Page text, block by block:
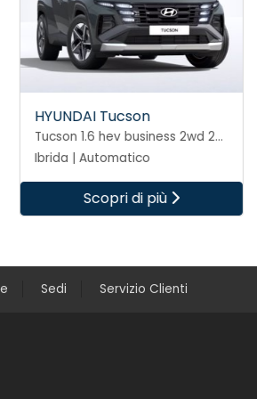
Tucson
Tucson 1.6 hev business 2wd 239cv auto
| Automatico
Scopri di più
Sedi Servizio Clienti